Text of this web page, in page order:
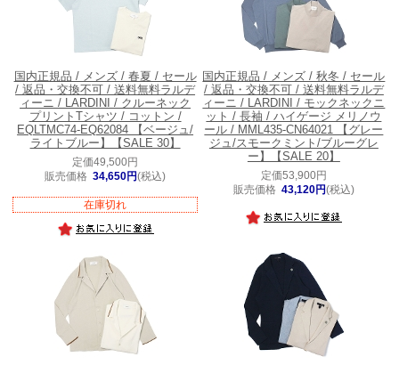
国内正規品 / メンズ / 春夏 / セール
/ 返品・交換不可 / 送料無料ラルデ
ィーニ / LARDINI / クルーネック
プリントTシャツ / コットン /
EQLTMC74-EQ62084 【ベージュ/
ライトブルー】【SALE 30】
定価49,500円
販売価格 34,650円(税込)
在庫切れ
国内正規品 / メンズ / 秋冬 / セール
/ 返品・交換不可 / 送料無料ラルデ
ィーニ / LARDINI / モックネックニ
ット / 長袖 / ハイゲージ メリノウ
ール / MML435-CN64021 【グレー
ジュ/スモークミント/ブルーグレ
ー】【SALE 20】
定価53,900円
販売価格 43,120円(税込)